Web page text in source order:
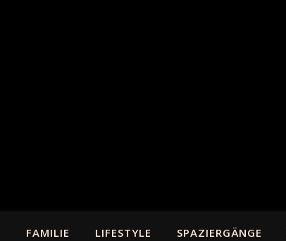
FAMILIE LIFESTYLE SPAZIERGÄNGE